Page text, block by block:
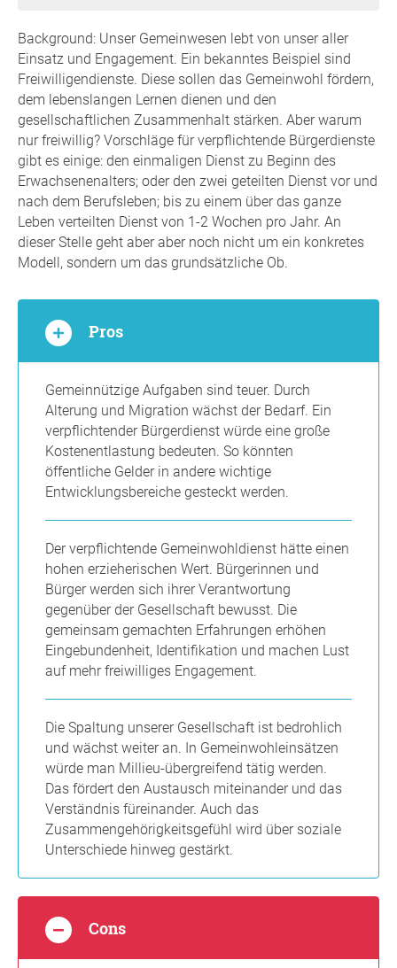
Background: Unser Gemeinwesen lebt von unser aller
Einsatz und Engagement. Ein bekanntes Beispiel sind
Freiwilligendienste. Diese sollen das Gemeinwohl fördern,
dem lebenslangen Lernen dienen und den
gesellschaftlichen Zusammenhalt stärken. Aber warum
nur freiwillig? Vorschläge für verpflichtende Bürgerdienste
gibt es einige: den einmaligen Dienst zu Beginn des
Erwachsenenalters; oder den zwei geteilten Dienst vor und
nach dem Berufsleben; bis zu einem über das ganze
Leben verteilten Dienst von 1-2 Wochen pro Jahr. An
dieser Stelle geht aber aber noch nicht um ein konkretes
Modell, sondern um das grundsätzliche Ob.
Pros
Gemeinnützige Aufgaben sind teuer. Durch
Alterung und Migration wächst der Bedarf. Ein
verpflichtender Bürgerdienst würde eine große
Kostenentlastung bedeuten. So könnten
öffentliche Gelder in andere wichtige
Entwicklungsbereiche gesteckt werden.
Der verpflichtende Gemeinwohldienst hätte einen
hohen erzieherischen Wert. Bürgerinnen und
Bürger werden sich ihrer Verantwortung
gegenüber der Gesellschaft bewusst. Die
gemeinsam gemachten Erfahrungen erhöhen
Eingebundenheit, Identifikation und machen Lust
auf mehr freiwilliges Engagement.
Die Spaltung unserer Gesellschaft ist bedrohlich
und wächst weiter an. In Gemeinwohleinsätzen
würde man Millieu-übergreifend tätig werden.
Das fördert den Austausch miteinander und das
Verständnis füreinander. Auch das
Zusammengehörigkeitsgefühl wird über soziale
Unterschiede hinweg gestärkt.
Cons